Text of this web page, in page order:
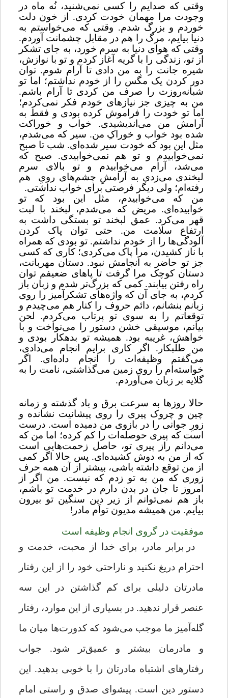
وقتی که صدایم را کسی نمی‌شنید، نُه ماه در
وجودت مرا مهمان خودت کردی. از خون دلت
خوردم و بزرگ شدم. وقتی که می‌خواستم به
دنیا بیایم، مرگ را هم در مقابل چشمانت آوردم.
وقتی که هوای دنیا به سرم خورد، به جای تشکر
از تو، زندگی را با گریه آغاز کردم و تو با نوازش،
شیره جانت را به من دادی تا آرام شوم. توان
دور کردن یک مگس را از خودم نداشتم؛ اما تو
شبانه‌روزت را صرف من کردی تا آرام باشم.
من به چیزی جز نیازهای خودم فکر نمی‌کردم؛
اما تو خودت را فراموش کرده بودی و فقط به
آرامش من می‌اندیشیدی. خواب و خوراکت
شده بود خواب و خوراکِ من. سیر که می‌شدم،
مثل این بود که خودت سیر شده‌ای. شب تا صبح
نمی‌خوابیدم و تو هم نمی‌خوابیدی. صبح که
می‌شد، آرام می‌خوابیدم و تو بالای سرم
لبخندی می‌زدی به آرامشِ چشم‌های رویِ
هم
رفته‌ام؛ ولی دیگر فرصتی برای خواب نداشتی.
من که می‌خوابیدم، مثل این بود که تو
خوابیده‌ای. مریض که می‌شدم، لبخند با لبت
قهر می‌کرد. عمق لبخند تو بستگی داشت به
ارتفاع سلامت من. حتی توان پاک کردن
آلودگی‌ها را از خودم نداشتم. تو بودی که همراه
با ناز کشیدن، مرا پاک می‌کردی؛ کاری که کسی
جز تو حاضر به انجامش نبود. دستان مهربانت،
دستان کوچک مرا گرفت تا پاهای ضعیفم توان
راه رفتن بیابند. کمی که بزرگ‌تر شدم و زبان باز
کردم، به جای آن که واژه‌های تشکر‌آمیز را روی
زبانم بنشانم، دائم حروف را کنار هم می‌چیدم و
توقعاتم را به سوی تو پرتاب می‌کردم. لحن
بیانم، موسیقی خشن دستور را می‌نواخت و با
خواهش، غریبه بود. همیشه تو بدهکار بودی و
من طلبکار. اگر کاری برایم انجام می‌دادی،
می‌گفتم وظیفه‌ات را انجام داده‌ای. اگر
خواسته‌ام را روی زمین می‌گذاشتی، نامت را به
گلایه بر زبان می‌آوردم.
حالا روزها به سرعت برق و باد گذشته و زمانه
چین و چروک پیری را روی پیشانیت نشانده و
زورِ جوانی را در بازوی من دمیده است. درست
است که پیری حوصله‌ات را کم کرده؛ اما من که
می‌دانم راز پیری تو، حاصل زحمت‌هایی است
که از من به دوش کشیده‌ای. پس حالا اگر کمی
از من توقع داشته باشی، بیشتر از آن همه حرف
زوری که من به تو زدم که نیست. من اگر از
امروز تا جان در بدن دارم در خدمت تو باشم،‌
باز هم نمی‌توانم از زیر دین سنگین تو بیرون
بیایم. من همیشه مدیون تواَم مادر!
موفقیت در گروی انجام وظیفه است
در برابر مادر، برای خدا از محبت، خدمت و
احترام دریغ نکنید و ناراحتی خود را از این رفتار
مادرتان دلیلی برای کم گذاشتن در این سه
عنصر قرار ندهید. در بسیاری از این موارد، رفتار
گله‌آمیز ما موجب می‌شود که کدورت‌ها میان ما
و مادرمان بیشتر و عمیق‌تر شود. جواب
رفتارهای اشتباه مادرتان را با خوبی بدهید. این
دستور دین است. پیشوای صدق و راستی امام